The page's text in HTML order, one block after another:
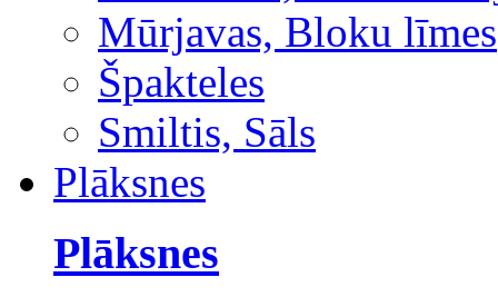
Mūrjavas, Bloku līmes
Špakteles
Smiltis, Sāls
Plāksnes
Plāksnes